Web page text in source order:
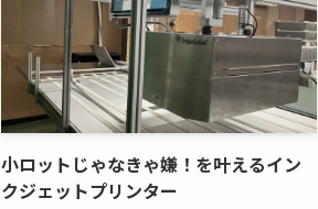
小ロットじゃなきゃ嫌！を叶えるイン
クジェットプリンター